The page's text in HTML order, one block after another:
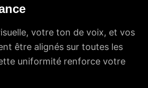
votre ton de voix, et vos
être alignés sur toutes les
uniformité renforce votre